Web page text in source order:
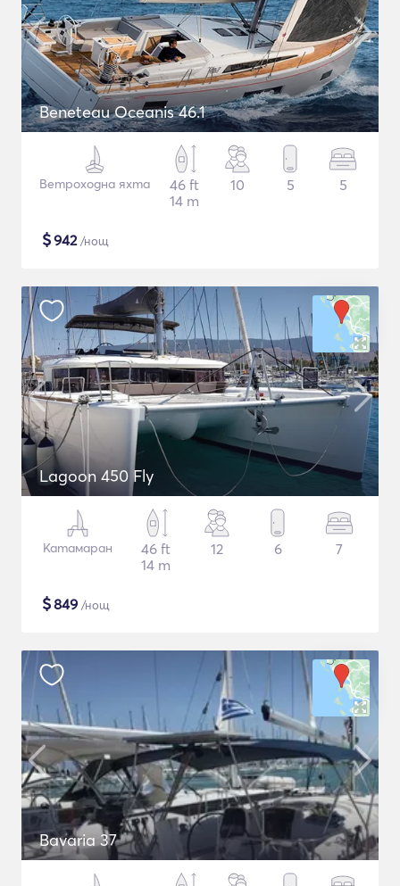
Beneteau Oceanis 46.1
Ветроходна яхта
46 ft
14 m
10 5 5
$942/нощ
Lagoon 450 Fly
Катамаран
46 ft
14 m
12 6 7
$849 /нощ
Bavaria 37